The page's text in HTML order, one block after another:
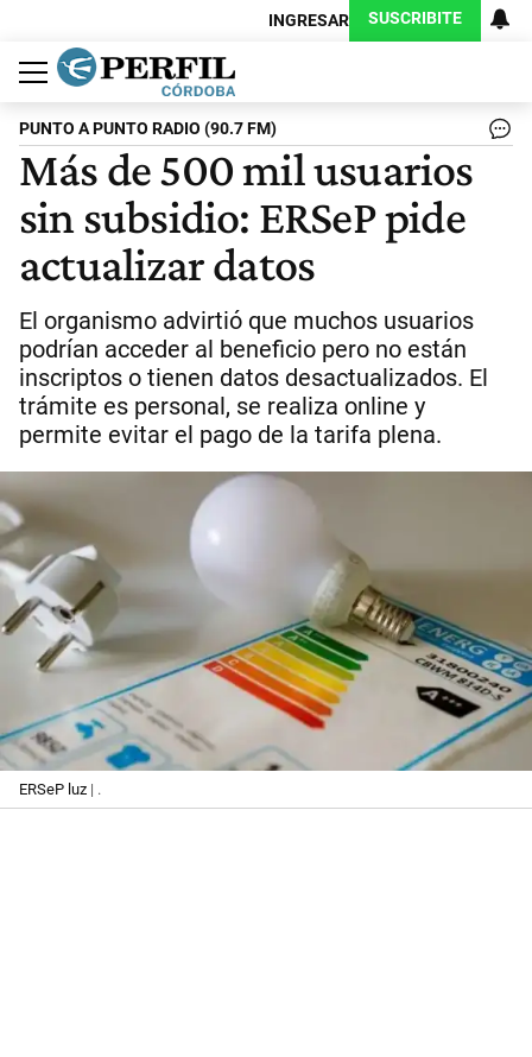
INGRESAR SUSCRIBITE
Política
Economía
Judiciales
Sociedad
Cultura
Espectáculos
Deportes
Protagonistas
PUNTO A PUNTO RADIO (90.7 FM)
Más de 500 mil usuarios
sin subsidio: ERSeP pide
actualizar datos
El organismo advirtió que muchos usuarios
podrían acceder al beneficio pero no están
inscriptos o tienen datos desactualizados. El
trámite es personal, se realiza online y
permite evitar el pago de la tarifa plena.
ERSeP luz | .